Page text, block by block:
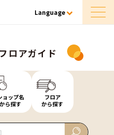
Language
ロアガイド
ョップ名
から探す
フロア
から探す